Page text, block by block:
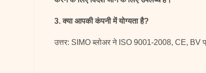
3. क्या आपकी कंपनी में योग्यता है?
उत्तर: SIMO ब्लोअर ने ISO 9001-2008, CE, BV